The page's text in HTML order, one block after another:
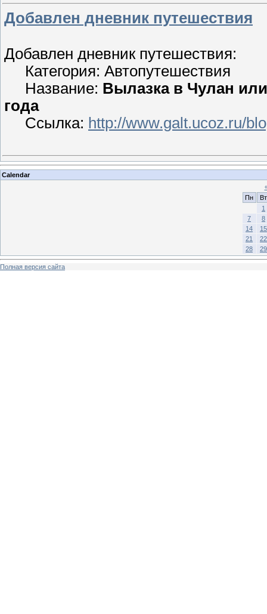
Добавлен дневник путешествия
Добавлен дневник путешествия:
Категория: Автопутешествия
Название: Вылазка в Чулан или
года
Ссылка: http://www.galt.ucoz.ru/
Calendar
Пн
Вт
1
7
8
14
15
21
22
28
29
Полная версия сайта